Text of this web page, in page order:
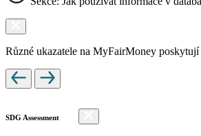
Různé ukazatele na MyFairMoney
SDG Assessment